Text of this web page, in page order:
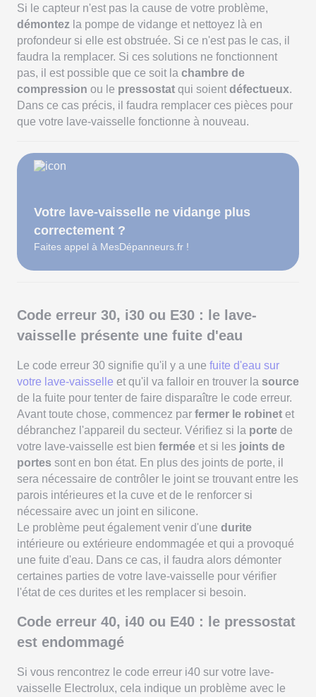
Si le capteur n'est pas la cause de votre problème,
démontez la pompe de vidange et nettoyez là en
profondeur si elle est obstruée. Si ce n'est pas le cas, il
faudra la remplacer. Si ces solutions ne fonctionnent
pas, il est possible que ce soit la chambre de
compression ou le pressostat qui soient défectueux.
Dans ce cas précis, il faudra remplacer ces pièces pour
que votre lave-vaisselle fonctionne à nouveau.
Votre lave-vaisselle ne vidange plus
correctement ?
Faites appel à MesDépanneurs.fr !
Code erreur 30, i30 ou E30 : le lave-
vaisselle présente une fuite d'eau
Le code erreur 30 signifie qu'il y a une fuite d'eau sur
votre lave-vaisselle et qu'il va falloir en trouver la source
de la fuite pour tenter de faire disparaître le code erreur.
Avant toute chose, commencez par fermer le robinet et
débranchez l'appareil du secteur. Vérifiez si la porte de
votre lave-vaisselle est bien fermée et si les joints de
portes sont en bon état. En plus des joints de porte, il
sera nécessaire de contrôler le joint se trouvant entre les
parois intérieures et la cuve et de le renforcer si
nécessaire avec un joint en silicone.
Le problème peut également venir d'une durite
intérieure ou extérieure endommagée et qui a provoqué
une fuite d'eau. Dans ce cas, il faudra alors démonter
certaines parties de votre lave-vaisselle pour vérifier
l'état de ces durites et les remplacer si besoin.
Code erreur 40, i40 ou E40 : le pressostat
est endommagé
Si vous rencontrez le code erreur i40 sur votre lave-
vaisselle Electrolux, cela indique un problème avec le